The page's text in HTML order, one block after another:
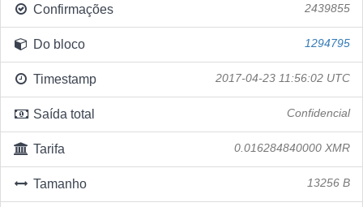
Confirmações 2439855
Do bloco 1294795
Timestamp 2017-04-23 11:56:02 UTC
Saída total Confidencial
Tarifa 0.016284840000 XMR
Tamanho 13256 B